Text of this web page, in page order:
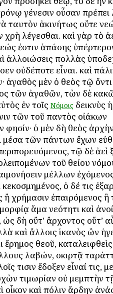
γένεσιν οὖσαν πρέπει
ταυτὸν ἀκινήτως οὔτε
λέγεσθαι. καὶ γὰρ τὸ
ἐστιν ἁπάσης
ἀλλοιώσεις πολλὰς
οὐδέποτε εἶναι. καὶ
ἀγαθὸς μὲν ὁ θεὸς τῷ ὄντι
τῶν ἀγαθῶν, τὼν δὲ
ἐν τοῖς Νόμοις δεικνὺς
τῶν τοῦ παντὸς οἰάκων
φησίν· ὁ μὲν δὴ θεὸς
μέσα τῶν πάντων ἔχων
τῷ δὲ ἀεὶ
τοῦ θείου
μέλλων
κεκοσμημένος, ὁ δέ τις
χρήμασιν ἐπαιρόμενος ἢ
ἅμα νεότητι καὶ
ὡς δὴ οὔτ’ ἄρχοντος οὔτ’
καὶ ἄλλοις ἱκανὸς ὢν
ἔρημος θεοῦ, καταλειφθεὶς
λαβών, σκιρτᾷ
τισιν ἔδοξεν εἶναί τις,
τιμωρίαν οὐ μεμπτὴν
οἶκον καὶ πόλιν ἄρδην